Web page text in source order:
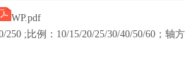
WP.pdf
250 ;比例：10/15/20/25/30/40/50/60；轴